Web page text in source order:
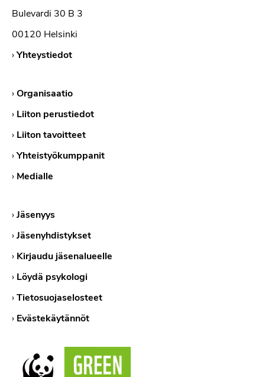
Bulevardi 30 B 3
00120 Helsinki
›Yhteystiedot
›Organisaatio
› Liiton perustiedot
› Liiton tavoitteet
›Yhteistyökumppanit
› Medialle
›Jäsenyys
›Jäsenyhdistykset
› Kirjaudu jäsenalueelle
› Löydä psykologi
›Tietosuojaselosteet
› Evästekäytännöt